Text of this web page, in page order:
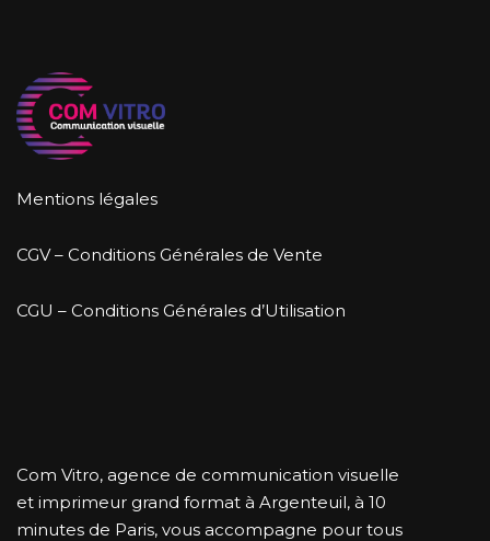
Mentions légales
CGV – Conditions Générales de Vente
CGU – Conditions Générales d’Utilisation
Com Vitro, agence de communication visuelle
et imprimeur grand format à Argenteuil, à 10
minutes de Paris, vous accompagne pour tous